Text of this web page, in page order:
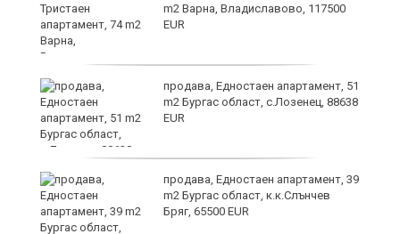
m2 Варна, Владиславово, 117500
EUR
продава, Едностаен апартамент, 51
m2 Бургас област, с.Лозенец, 88638
EUR
продава, Едностаен апартамент, 39
m2 Бургас област, к.к.Слънчев
Бряг, 65500 EUR